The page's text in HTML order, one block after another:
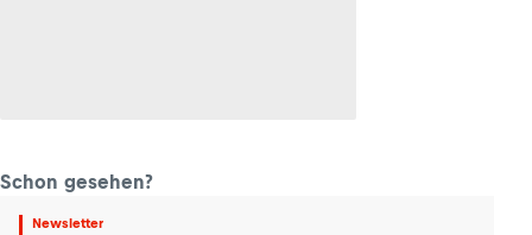
Schon gesehen?
Newsletter